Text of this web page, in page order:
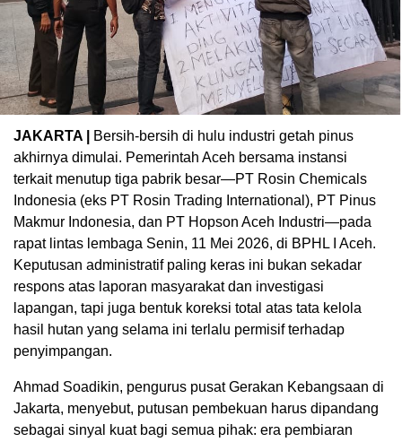
JAKARTA |
Bersih-bersih di hulu industri getah pinus
akhirnya dimulai. Pemerintah Aceh bersama instansi
terkait menutup tiga pabrik besar—PT Rosin Chemicals
Indonesia (eks PT Rosin Trading International), PT Pinus
Makmur Indonesia, dan PT Hopson Aceh Industri—pada
rapat lintas lembaga Senin, 11 Mei 2026, di BPHL I Aceh.
Keputusan administratif paling keras ini bukan sekadar
respons atas laporan masyarakat dan investigasi
lapangan, tapi juga bentuk koreksi total atas tata kelola
hasil hutan yang selama ini terlalu permisif terhadap
penyimpangan.
Ahmad Soadikin, pengurus pusat Gerakan Kebangsaan di
Jakarta, menyebut, putusan pembekuan harus dipandang
sebagai sinyal kuat bagi semua pihak: era pembiaran